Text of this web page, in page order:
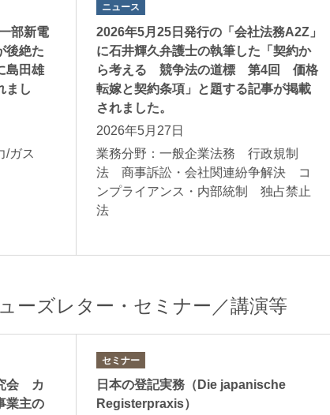
部新電
後絶た
島田雄
まし
/ガス
ニュース
2026年5月25日発行の「会社法務A2Z」
に石井輝久弁護士の執筆した「契約か
ら考える 競争法の道標 第4回 価格
転嫁と契約条項」と題する記事が掲載
されました。
2026年5月27日
業務分野：一般企業法務 行政規制
法 商事訴訟・会社関連紛争解決 コ
ンプライアンス・内部統制 独占禁止
法
ーズレター・セミナー／講演等
会 カ
業主の
セミナー
日本の登記実務（Die japanische
Registerpraxis）